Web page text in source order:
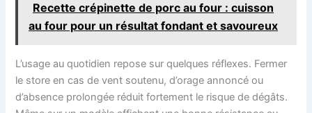
Recette crépinette de porc au four : cuisson
au four pour un résultat fondant et savoureux
L’usage au quotidien repose sur quelques réflexes. Fermer
le store en cas de vent soutenu, d’orage annoncé ou
d’absence prolongée réduit fortement le risque de dégâts.